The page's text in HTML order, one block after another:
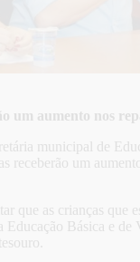
um aumento nos
municipal de
receberão um
que as crianças que
Educação Básica e